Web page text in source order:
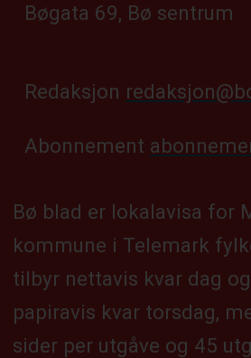
Bøgata 69, Bø sentrum
Redaksjon
Abonnement
Bø blad er lokalavisa for
kommune i Telemark
tilbyr nettavis kvar dag
papiravis kvar torsdag,
sider per utgåve og 45